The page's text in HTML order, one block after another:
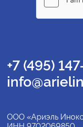
+7 (495)
ООО «Ариэль